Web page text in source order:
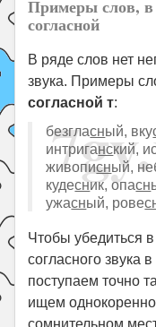
Примеры слов, в
согласной
В ряде слов нет
звука. Примеры
согласной т:
безгласный, вку
интриганский,
живописный,
кудесник, опасн
ужасный, рове
Чтобы убедиться
согласного звука
поступаем точно
ищем
сомнительном